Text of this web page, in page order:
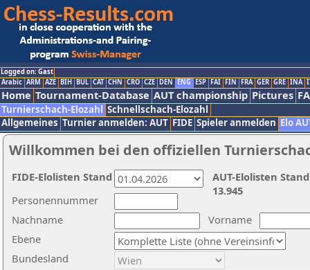
Logged on: Gast
Arabic ARM AZE BIH BUL CAT CHN CRO CZE DEN ENG ESP FAI FIN FRA GER GRE INA
Home Tournament-Database AUT championship Pictures
Turnierschach-Elozahl Schnellschach-Elozahl
Allgemeines Turnier anmelden: AUT FIDE Spieler anmelden Elo
Willkommen bei den offiziellen
Nachname
Vorname
Ebene
Personennummer
Bundesland
AUT-Elolisten
13.945
FIDE-Elolisten Stand